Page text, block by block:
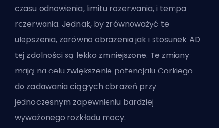
czasu odnowienia, limitu rozerwania, i tempa
rozerwania. Jednak, by zrównoważyć te
ulepszenia, zarówno obrażenia jak i stosunek AD
tej zdolności są lekko zmniejszone. Te zmiany
mają na celu zwiększenie potencjalu Corkiego
do zadawania ciągłych obrażeń przy
jednoczesnym zapewnieniu bardziej
wyważonego rozkładu mocy.